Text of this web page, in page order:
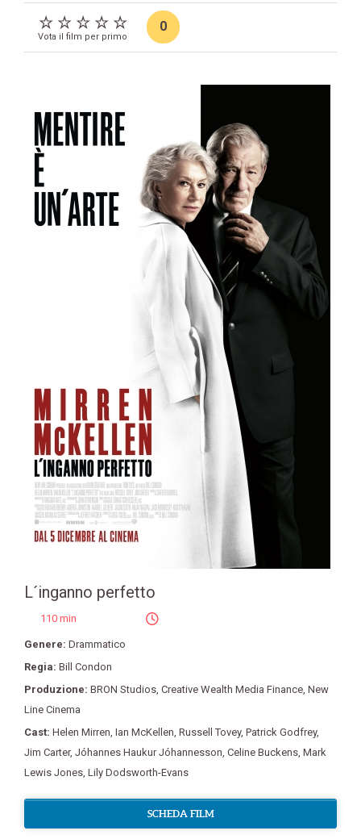
Vota il film per primo
0
L´inganno perfetto
110 min
Genere: Drammatico
Regia: Bill Condon
Produzione: BRON Studios, Creative Wealth Media Finance, New
Line Cinema
Cast: Helen Mirren, Ian McKellen, Russell Tovey, Patrick Godfrey,
Jim Carter, Jóhannes Haukur Jóhannesson, Celine Buckens, Mark
Lewis Jones, Lily Dodsworth-Evans
SCHEDA FILM